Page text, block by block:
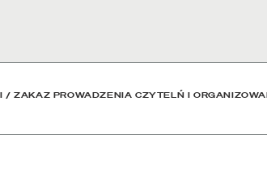
/ZAKAZ PROWADZENIA CZYTELŃ I